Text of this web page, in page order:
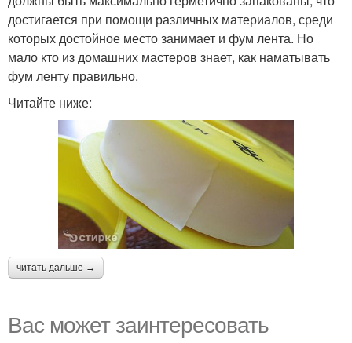
достигается при помощи различных материалов, среди
которых достойное место занимает и фум лента. Но
мало кто из домашних мастеров знает, как наматывать
фум ленту правильно.
Читайте ниже:
читать дальше →
Вас может заинтересовать